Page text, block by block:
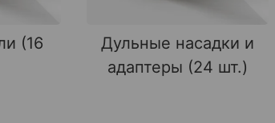
(16
Дульные насадки и
адаптеры (24 шт.)